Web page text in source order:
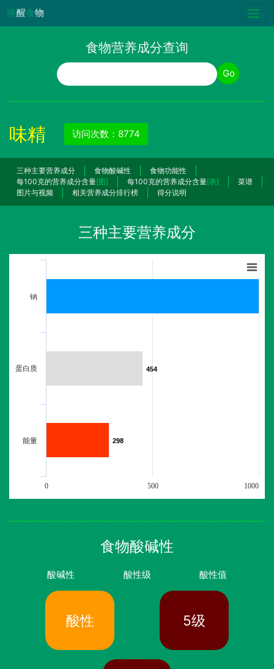
唤醒食物
食物营养成分查询
食物名称 Go
味精 访问次数：8774
三种主要营养成分 食物酸碱性
食物功能性
每100克的营养成分含量[图] 每100克的营养成分含量[表]
菜谱
图片与视频
相关营养成分排行榜 得分说明
三种主要营养成分
454
454
298
298
钠
蛋白质
能量
0 500 1000
食物酸碱性
酸碱性 酸性级 酸性值
酸性 5级